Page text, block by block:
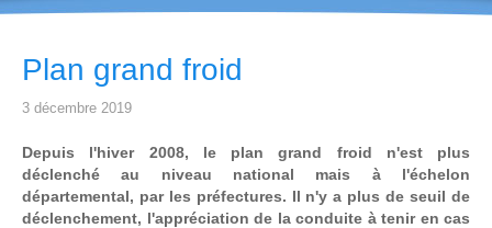
Plan grand froid
3 décembre 2019
Depuis l'hiver 2008, le plan grand froid n'est plus
déclenché au niveau national mais à l'échelon
départemental, par les préfectures. Il n'y a plus de seuil de
déclenchement, l'appréciation de la conduite à tenir en cas